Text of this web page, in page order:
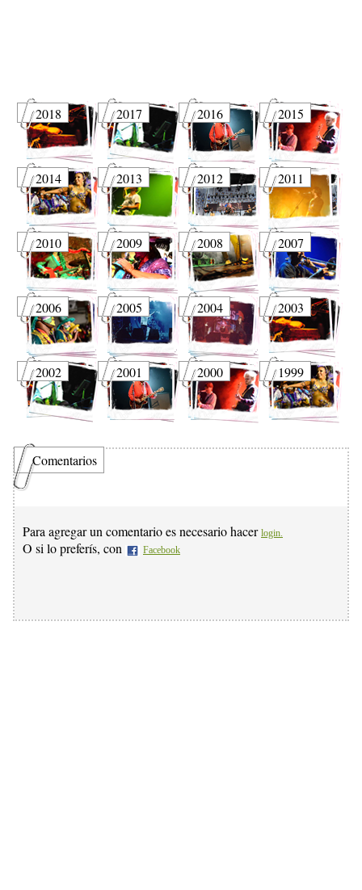
2018 2017 2016 2015
2014 2013 2012 2011
2010 2009 2008 2007
2006 2005 2004 2003
2002 2001 2000 1999
Comentarios
Para agregar un comentario es necesario hacer login.
O si lo preferís, con Facebook